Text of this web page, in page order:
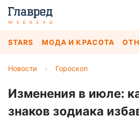
STARS МОДА И КРАСОТА
Новости › Гороскоп
Изменения в июле:
знаков зодиака